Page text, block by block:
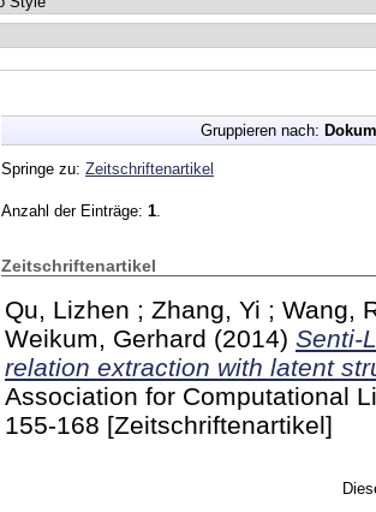
Gruppieren nach:
Springe zu: Zeitschriftenartikel
Anzahl der Einträge: 1
Zeitschriftenartikel
Qu, Lizhen ; Zhang, Yi ; Wang,
Weikum, Gerhard (2014) Senti-
relation extraction with latent
Association for Computational
155-168 [Zeitschriftenartikel]